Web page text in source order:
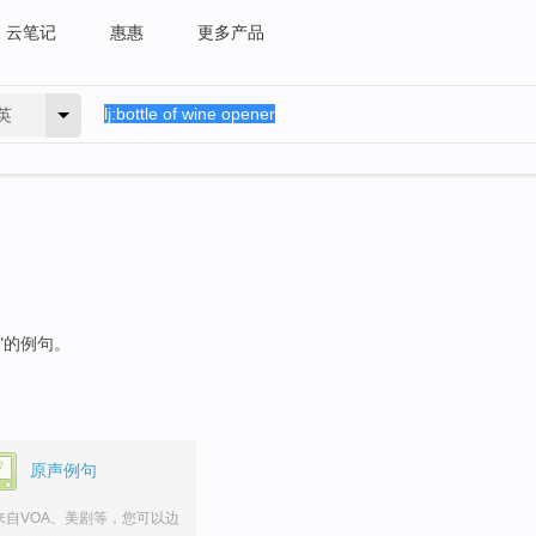
云笔记 惠惠 更多产品
的例句。
原声例句
自VOA、美剧等，您可以边